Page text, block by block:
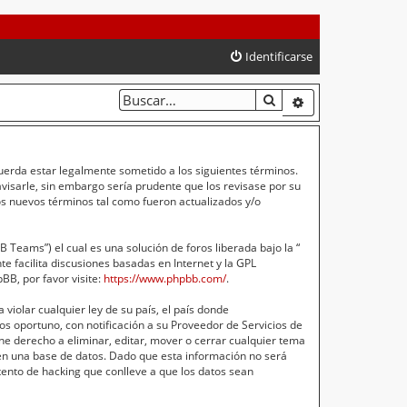
Identificarse
BUSCAR
estar legalmente sometido a los siguientes términos.
sin embargo sería prudente que los revisase por su
nuevos términos tal como fueron actualizados y/o
Teams”) el cual es una solución de foros liberada bajo la “
facilita discusiones basadas en Internet y la GPL
por favor visite: https://www.phpbb.com/.
cualquier ley de su país, el país donde
oportuno, con notificación a su Proveedor de Servicios de
derecho a eliminar, editar, mover o cerrar cualquier tema
base de datos. Dado que esta información no será
de hacking que conlleve a que los datos sean